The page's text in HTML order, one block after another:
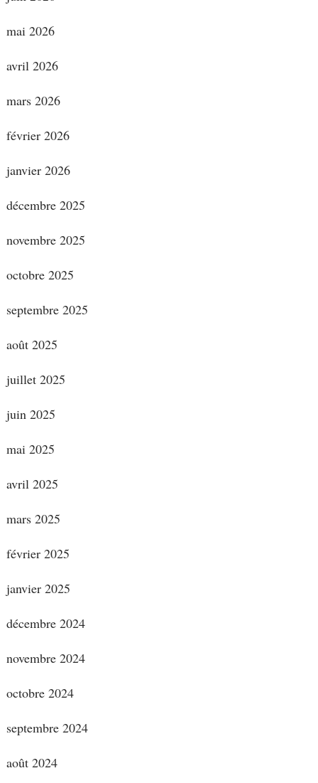
mai 2026
avril 2026
mars 2026
février 2026
janvier 2026
décembre 2025
novembre 2025
octobre 2025
septembre 2025
août 2025
juillet 2025
juin 2025
mai 2025
avril 2025
mars 2025
février 2025
janvier 2025
décembre 2024
novembre 2024
octobre 2024
septembre 2024
août 2024